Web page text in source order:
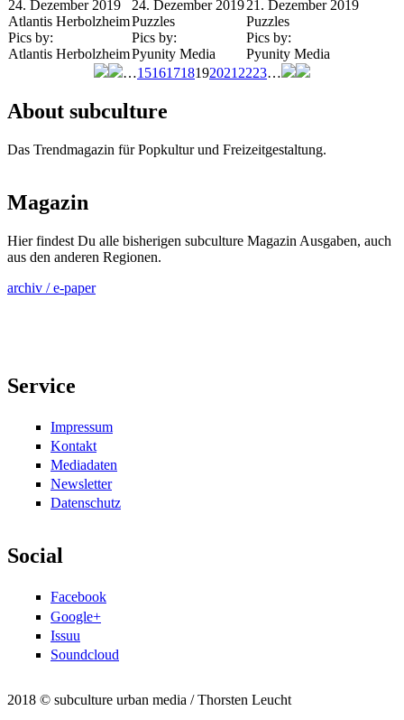
24. Dezember 2019
Atlantis Herbolzheim
Pics by:
Atlantis Herbolzheim
24. Dezember 2019
Puzzles
Pics by:
Pyunity Media
21. Dezember 2019
Puzzles
Pics by:
Pyunity Media
…15161718192021 2223…
About subculture
Das Trendmagazin für Popkultur und Freizeitgestaltung.
Magazin
Hier findest Du alle bisherigen subculture Magazin Ausgaben, auch
aus den anderen Regionen.
archiv / e-paper
Service
Impressum
Kontakt
Mediadaten
Newsletter
Datenschutz
Social
Facebook
Google+
Issuu
Soundcloud
2018 © subculture urban media / Thorsten Leucht